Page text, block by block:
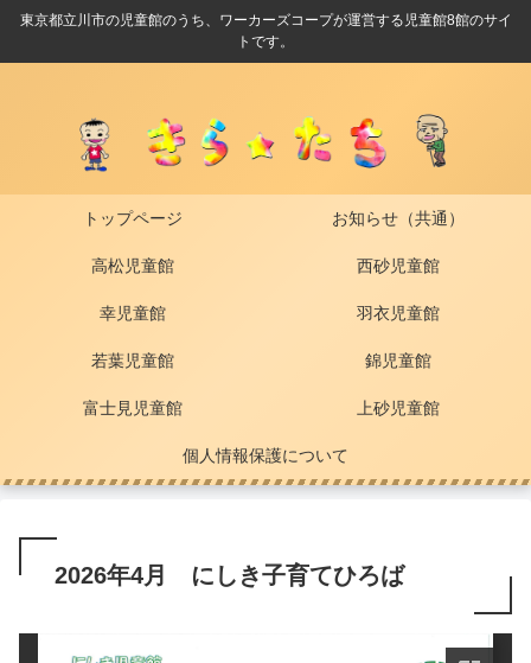
東京都立川市の児童館のうち、ワーカーズコープが運営する児童館8館のサイ
トです。
トップページ お知らせ（共通）
高松児童館 西砂児童館
幸児童館 羽衣児童館
若葉児童館 錦児童館
富士見児童館 上砂児童館
個人情報保護について
2026年4月 にしき子育てひろば